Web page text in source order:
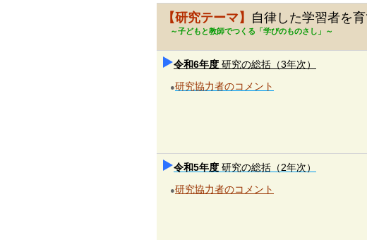
【研究テーマ】 自律した学習者を
～子どもと教師でつくる「学びのものさし」～
令和6年度 研究の総括（3年次）
●研究協力者のコメント
令和5年度 研究の総括（2年次）
●研究協力者のコメント